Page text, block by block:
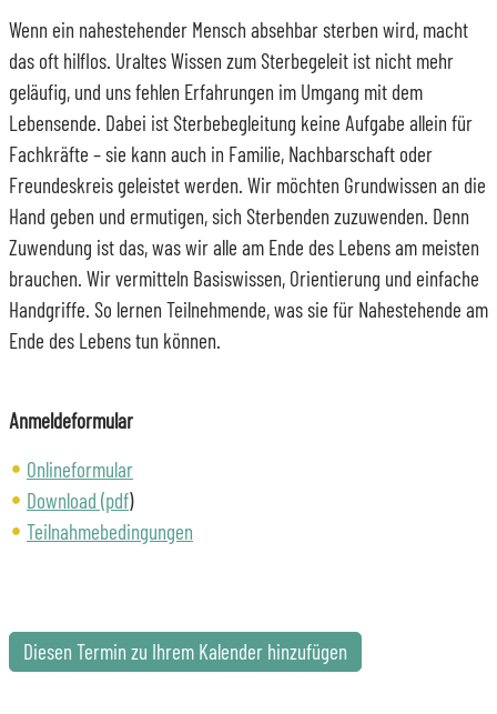
Wenn ein nahestehender Mensch absehbar sterben wird, macht
das oft hilflos. Uraltes Wissen zum Sterbegeleit ist nicht mehr
geläufig, und uns fehlen Erfahrungen im Umgang mit dem
Lebensende. Dabei ist Sterbebegleitung keine Aufgabe allein für
Fachkräfte – sie kann auch in Familie, Nachbarschaft oder
Freundeskreis geleistet werden. Wir möchten Grundwissen an die
Hand geben und ermutigen, sich Sterbenden zuzuwenden. Denn
Zuwendung ist das, was wir alle am Ende des Lebens am meisten
brauchen. Wir vermitteln Basiswissen, Orientierung und einfache
Handgriffe. So lernen Teilnehmende, was sie für Nahestehende am
Ende des Lebens tun können.
Anmeldeformular
Onlineformular
Download (pdf)
Teilnahmebedingungen
Diesen Termin zu Ihrem Kalender hinzufügen